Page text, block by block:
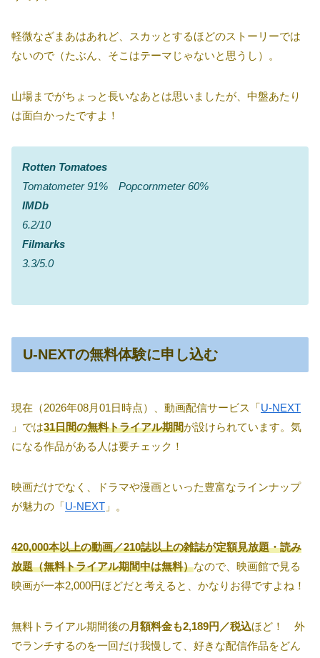
軽微なざまあはあれど、スカッとするほどのストーリーでは
ないので（たぶん、そこはテーマじゃないと思うし）。
山場までがちょっと長いなあとは思いましたが、中盤あたり
は面白かったですよ！
Rotten Tomatoes
Tomatometer 91% Popcornmeter 60%
IMDb
6.2/10
Filmarks
3.3/5.0
U-NEXTの無料体験に申し込む
現在（2026年08月01日時点）、動画配信サービス「U-NEXT
」では31日間の無料トライアル期間が設けられています。気
になる作品がある人は要チェック！
映画だけでなく、ドラマや漫画といった豊富なラインナップ
が魅力の「U-NEXT 」。
420,000本以上の動画／210誌以上の雑誌が定額見放題・読み
放題（無料トライアル期間中は無料）なので、映画館で見る
映画が一本2,000円ほどだと考えると、かなりお得ですよね！
無料トライアル期間後の月額料金も2,189円／税込ほど！ 外
でランチするのを一回だけ我慢して、好きな配信作品をどん